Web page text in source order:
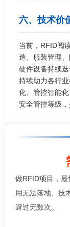
六、技术价
当前，RFID阅
造、服装管理
硬件设备持续
持续助力各行
化、管控智能
安全管控等级
做RFID项目，最
用无法落地、技
避过无数次。